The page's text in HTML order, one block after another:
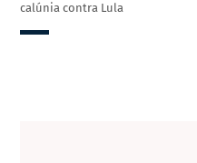
calúnia contra Lula